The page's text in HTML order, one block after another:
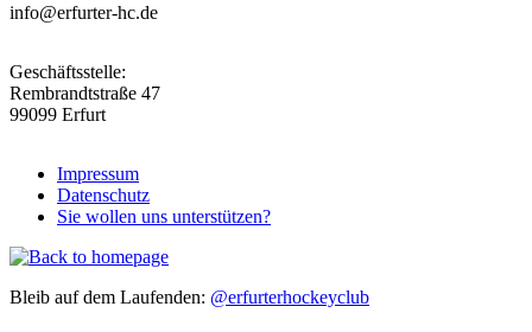
info@erfurter-hc.de
Geschäftsstelle:
Rembrandtstraße 47
99099 Erfurt
Fußzeile
Impressum
Datenschutz
Sie wollen uns unterstützen?
Bleib auf dem Laufenden: @erfurterhockeyclub